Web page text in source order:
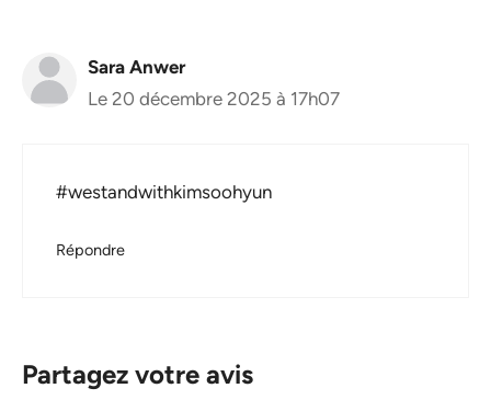
Sara Anwer
Le 20 décembre 2025 à 17h07
#westandwithkimsoohyun
Répondre
Partagez votre avis